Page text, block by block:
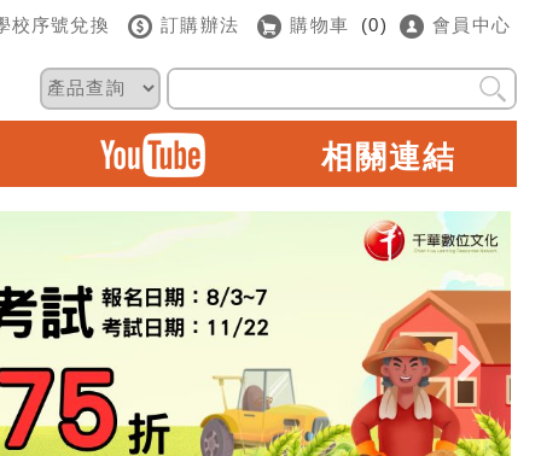
校序號兌換 訂購辦法 購物車 (0) 會員中心
相關連結